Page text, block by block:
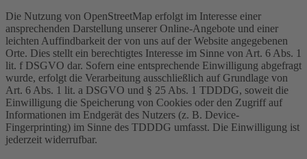
Die Nutzung von OpenStreetMap erfolgt im Interesse einer
ansprechenden Darstellung unserer Online-Angebote und einer
leichten Auffindbarkeit der von uns auf der Website angegebenen
Orte. Dies stellt ein berechtigtes Interesse im Sinne von Art. 6 Abs. 1
lit. f DSGVO dar. Sofern eine entsprechende Einwilligung abgefragt
wurde, erfolgt die Verarbeitung ausschließlich auf Grundlage von
Art. 6 Abs. 1 lit. a DSGVO und § 25 Abs. 1 TDDDG, soweit die
Einwilligung die Speicherung von Cookies oder den Zugriff auf
Informationen im Endgerät des Nutzers (z. B. Device-
Fingerprinting) im Sinne des TDDDG umfasst. Die Einwilligung ist
jederzeit widerrufbar.